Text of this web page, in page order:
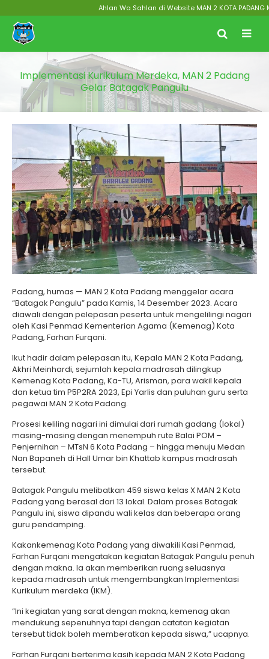
Ahlan Wa Sahlan di Website MAN 2 KOTA PADANG
Implementasi Kurikulum Merdeka, MAN 2 Padang
Gelar Batagak Pangulu
Padang, humas — MAN 2 Kota Padang menggelar acara
“Batagak Pangulu” pada Kamis, 14 Desember 2023. Acara
diawali dengan pelepasan peserta untuk mengelilingi nagari
oleh Kasi Penmad Kementerian Agama (Kemenag) Kota
Padang, Farhan Furqani.
Ikut hadir dalam pelepasan itu, Kepala MAN 2 Kota Padang,
Akhri Meinhardi, sejumlah kepala madrasah dilingkup
Kemenag Kota Padang, Ka-TU, Arisman, para wakil kepala
dan ketua tim P5P2RA 2023, Epi Yarlis dan puluhan guru serta
pegawai MAN 2 Kota Padang.
Prosesi keliling nagari ini dimulai dari rumah gadang (lokal)
masing-masing dengan menempuh rute Balai POM –
Penjernihan – MTsN 6 Kota Padang – hingga menuju Medan
Nan Bapaneh di Hall Umar bin Khattab kampus madrasah
tersebut.
Batagak Pangulu melibatkan 459 siswa kelas X MAN 2 Kota
Padang yang berasal dari 13 lokal. Dalam proses Batagak
Pangulu ini, siswa dipandu wali kelas dan beberapa orang
guru pendamping.
Kakankemenag Kota Padang yang diwakili Kasi Penmad,
Farhan Furqani mengatakan kegiatan Batagak Pangulu penuh
dengan makna. Ia akan memberikan ruang seluasnya
kepada madrasah untuk mengembangkan Implementasi
Kurikulum merdeka (IKM).
“Ini kegiatan yang sarat dengan makna, kemenag akan
mendukung sepenuhnya tapi dengan catatan kegiatan
tersebut tidak boleh memberatkan kepada siswa,” ucapnya.
Farhan Furqani berterima kasih kepada MAN 2 Kota Padang